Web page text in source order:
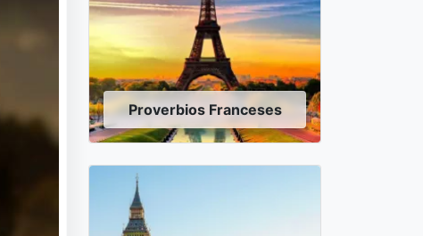
Proverbios Franceses